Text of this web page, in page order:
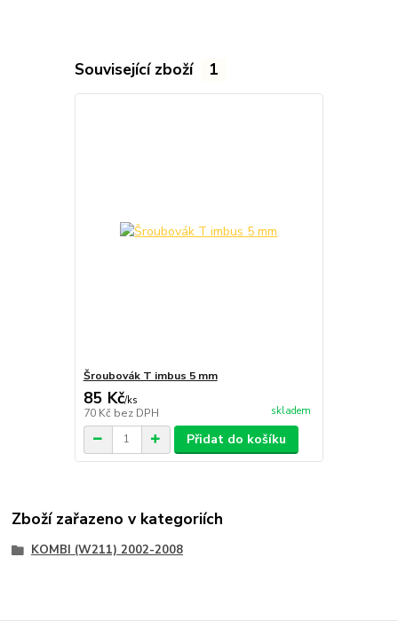
Související zboží 1
Šroubovák T imbus 5 mm
85 Kč/ks
70 Kč bez DPH skladem
Přidat do košíku
Zboží zařazeno v kategoriích
KOMBI (W211) 2002-2008